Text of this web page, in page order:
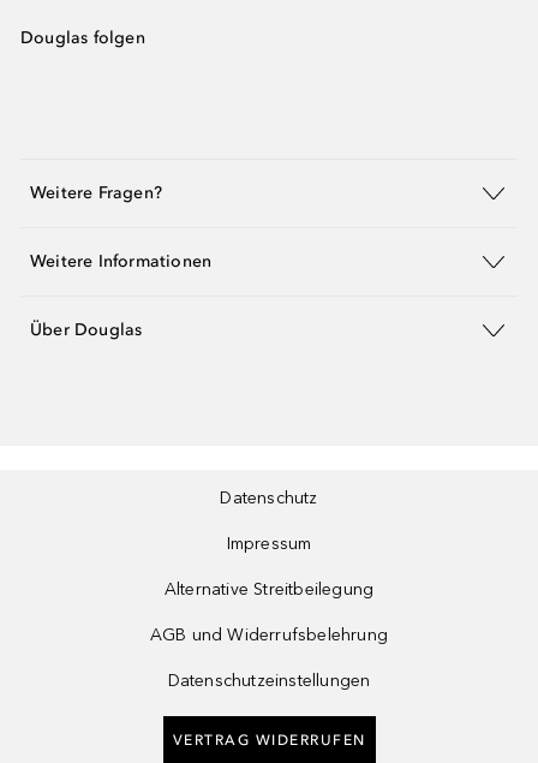
Douglas folgen
Weitere Fragen?
Weitere Informationen
Über Douglas
Datenschutz
Impressum
Alternative Streitbeilegung
AGB und Widerrufsbelehrung
Datenschutzeinstellungen
VERTRAG WIDERRUFEN